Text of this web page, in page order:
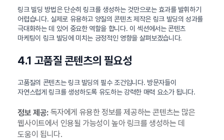
링크 빌딩 방법은 단순히 링크를 생성하는 것만으로는 효과를 발휘하기
어렵습니다. 실제로 유용하고 양질의 콘텐츠 제작은 링크 빌딩의 성과를
극대화하는 데 있어 중요한 역할을 합니다. 이 섹션에서는 콘텐츠
마케팅이 링크 빌딩에 미치는 긍정적인 영향을 살펴보겠습니다.
4.1 고품질 콘텐츠의 필요성
고품질의 콘텐츠는 링크 빌딩의 필수 조건입니다. 방문자들이
자연스럽게 링크를 생성하도록 유도하는 강력한 매력 요소가 됩니다.
정보 제공:독자에게 유용한 정보를 제공하는 콘텐츠는 많은
웹사이트에서 인용될 가능성이 높아 링크를 생성하는 데
도움이 됩니다.